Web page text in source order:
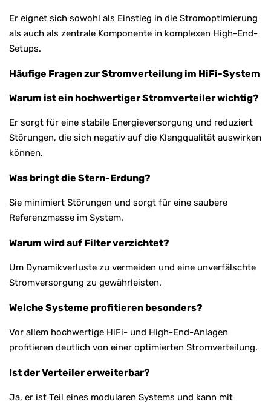
Er eignet sich sowohl als Einstieg in die Stromoptimierung
als auch als zentrale Komponente in komplexen High-End-
Setups.
Häufige Fragen zur Stromverteilung im HiFi-System
Warum ist ein hochwertiger Stromverteiler wichtig?
Er sorgt für eine stabile Energieversorgung und reduziert
Störungen, die sich negativ auf die Klangqualität auswirken
können.
Was bringt die Stern-Erdung?
Sie minimiert Störungen und sorgt für eine saubere
Referenzmasse im System.
Warum wird auf Filter verzichtet?
Um Dynamikverluste zu vermeiden und eine unverfälschte
Stromversorgung zu gewährleisten.
Welche Systeme profitieren besonders?
Vor allem hochwertige HiFi- und High-End-Anlagen
profitieren deutlich von einer optimierten Stromverteilung.
Ist der Verteiler erweiterbar?
Ja, er ist Teil eines modularen Systems und kann mit